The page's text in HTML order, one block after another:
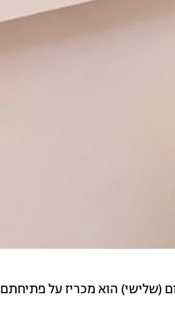
(שלישי) הוא מכריז על פתיחתם